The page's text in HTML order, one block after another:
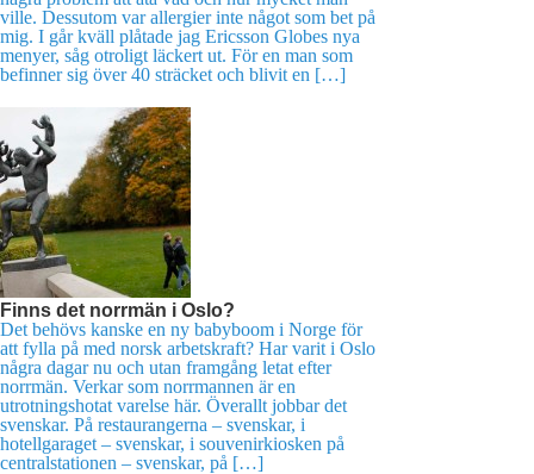
ville. Dessutom var allergier inte något som bet på
mig. I går kväll plåtade jag Ericsson Globes nya
menyer, såg otroligt läckert ut. För en man som
befinner sig över 40 sträcket och blivit en […]
Finns det norrmän i Oslo?
Det behövs kanske en ny babyboom i Norge för
att fylla på med norsk arbetskraft? Har varit i Oslo
några dagar nu och utan framgång letat efter
norrmän. Verkar som norrmannen är en
utrotningshotat varelse här. Överallt jobbar det
svenskar. På restaurangerna – svenskar, i
hotellgaraget – svenskar, i souvenirkiosken på
centralstationen – svenskar, på […]